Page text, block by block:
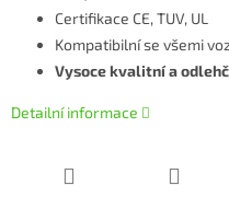
Certifikace CE, TUV, UL
Kompatibilní se všemi
Vysoce kvalitní a
Detailní informace